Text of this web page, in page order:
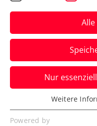
News filtern
Nur
Essenziell
Essenzielle Cookies
Weitere
Powered by